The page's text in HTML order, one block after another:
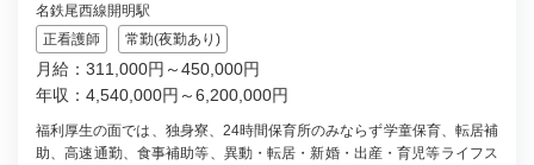
名鉄尾西線開明駅
正看護師
常勤(夜勤あり)
月給：311,000円～450,000円
年収：4,540,000円～6,200,000円
福利厚生の面では、独身寮、24時間保育所のみならず学童保育、転居補
助、高速通勤、食事補助等、異動・転居・新婚・出産・育児等ライフス